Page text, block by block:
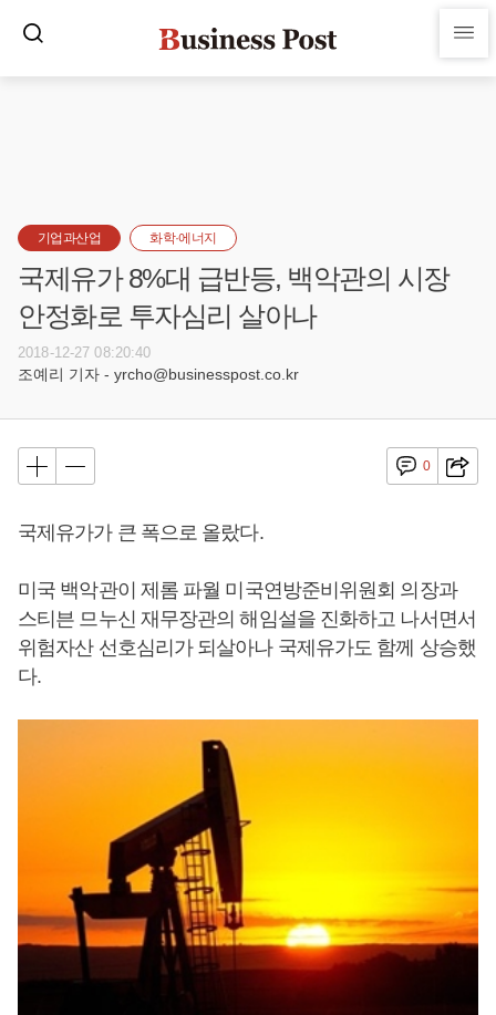
기업과산업 화학·에너지
국제유가 8%대 급반등, 백악관의 시장
안정화로 투자심리 살아나
2018-12-27 08:20:40
조예리 기자 - yrcho@businesspost.co.kr
0
국제유가가 큰 폭으로 올랐다.
미국 백악관이 제롬 파월 미국연방준비위원회 의장과
스티븐 므누신 재무장관의 해임설을 진화하고 나서면서
위험자산 선호심리가 되살아나 국제유가도 함께 상승했
다.